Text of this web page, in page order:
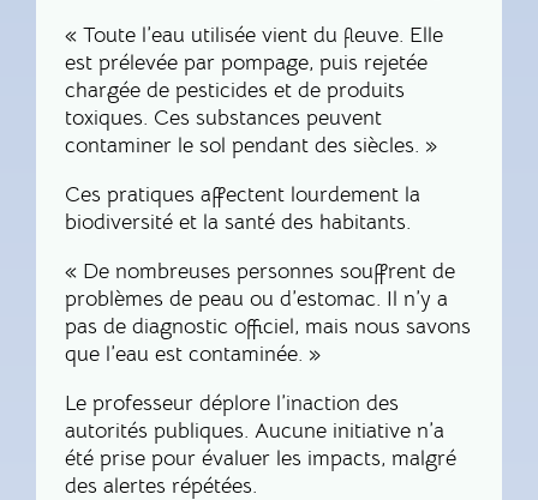
« Toute l’eau utilisée vient du fleuve. Elle
est prélevée par pompage, puis rejetée
chargée de pesticides et de produits
toxiques. Ces substances peuvent
contaminer le sol pendant des siècles. »
Ces pratiques affectent lourdement la
biodiversité et la santé des habitants.
« De nombreuses personnes souffrent de
problèmes de peau ou d’estomac. Il n’y a
pas de diagnostic officiel, mais nous savons
que l’eau est contaminée. »
Le professeur déplore l’inaction des
autorités publiques. Aucune initiative n’a
été prise pour évaluer les impacts, malgré
des alertes répétées.